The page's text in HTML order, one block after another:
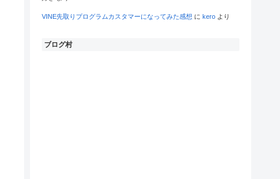
VINE先取りプログラムカスタマーになってみた感想 に kero より
ブログ村